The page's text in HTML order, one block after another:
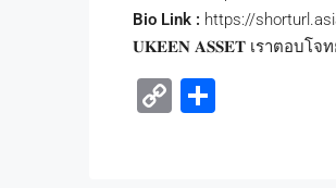
Bio Link : https://
𝐔𝐊𝐄𝐄𝐍 𝐀𝐒𝐒𝐄𝐓 เราตอบโจ
Copy